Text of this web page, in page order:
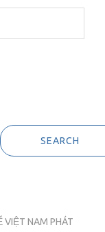
SEARCH
VIỆT NAM PHÁT